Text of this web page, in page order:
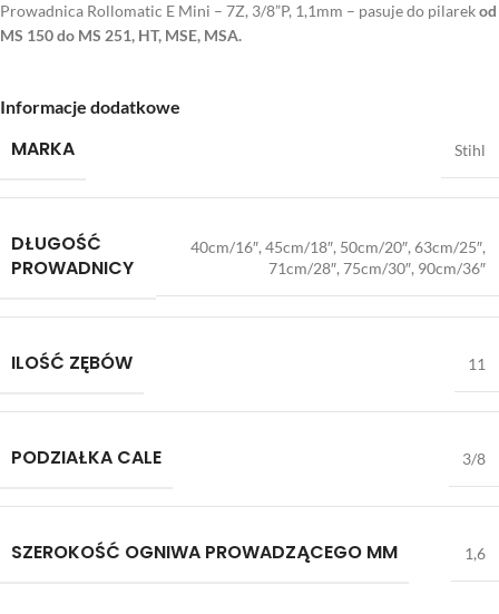
Prowadnica Rollomatic E Mini – 7Z, 3/8”P, 1,1mm – pasuje do pilarekod
MS 150 do MS 251, HT, MSE, MSA.
Informacje dodatkowe
MARKA Stihl
DŁUGOŚĆ
PROWADNICY
40cm/16″, 45cm/18″, 50cm/20″, 63cm/25″,
71cm/28″, 75cm/30″, 90cm/36″
ILOŚĆ ZĘBÓW 11
PODZIAŁKA CALE 3/8
SZEROKOŚĆ OGNIWA PROWADZĄCEGO MM 1,6